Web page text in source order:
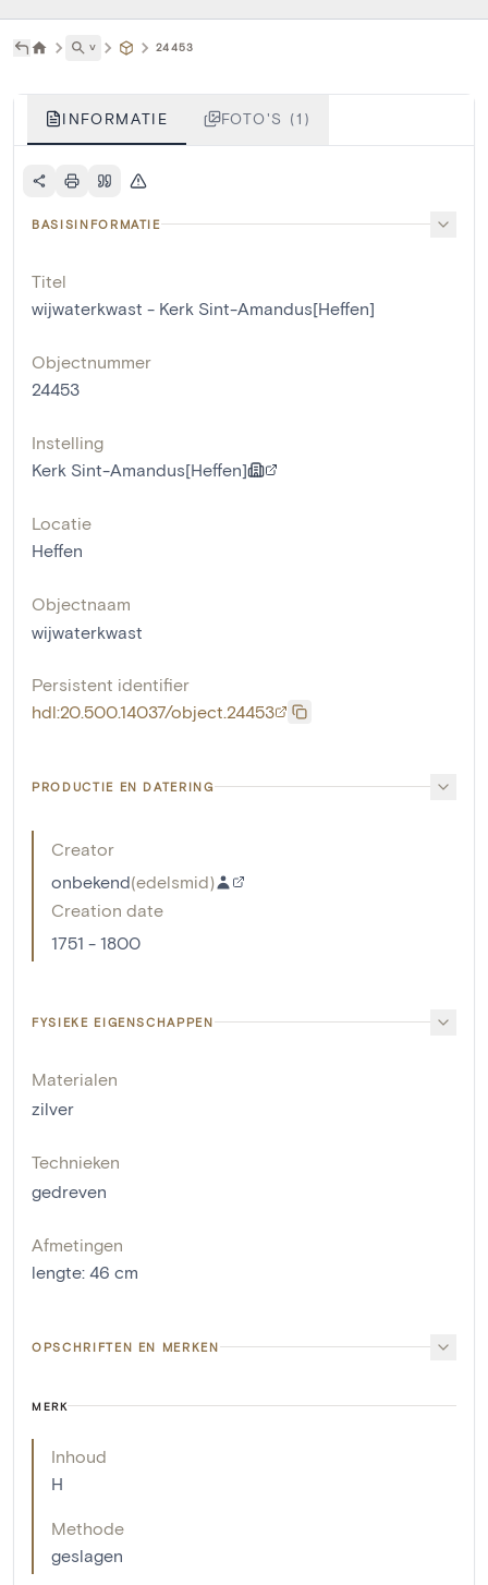
˅ 24453
INFORMATIE FOTO'S (1)
BASISINFORMATIE
Titel
wijwaterkwast - Kerk Sint-Amandus[Heffen]
Objectnummer
24453
Instelling
Kerk Sint-Amandus[Heffen]
Locatie
Heffen
Objectnaam
wijwaterkwast
Persistent identifier
hdl:20.500.14037/object.24453
PRODUCTIE EN DATERING
Creator
onbekend(edelsmid)
Creation date
1751 - 1800
FYSIEKE EIGENSCHAPPEN
Materialen
zilver
Technieken
gedreven
Afmetingen
lengte: 46 cm
OPSCHRIFTEN EN MERKEN
MERK
Inhoud
H
Methode
geslagen